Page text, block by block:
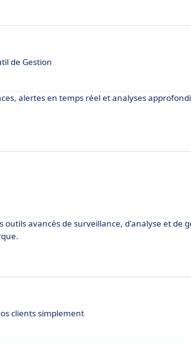
de Gestion
alertes en temps réel et analyses
avancés de surveillance, d'analyse et de
clients simplement